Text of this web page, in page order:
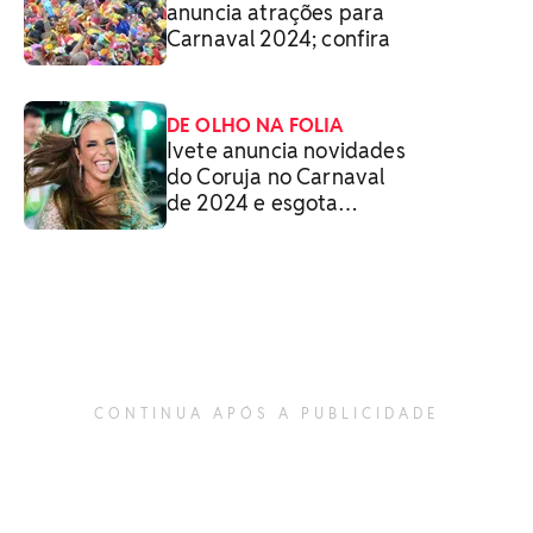
anuncia atrações para
Carnaval 2024; confira
DE OLHO NA FOLIA
Ivete anuncia novidades
do Coruja no Carnaval
de 2024 e esgota
CONTINUA APÓS A PUBLICIDADE